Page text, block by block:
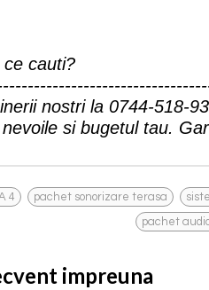
cauti?
nostri la 0744-518-
si bugetul tau.
4 , pachet sonorizare terasa ,
pachet
impreuna